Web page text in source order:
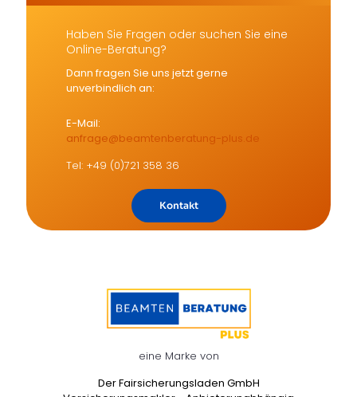
Haben Sie Fragen oder suchen Sie eine
Online-Beratung?
Dann fragen Sie uns jetzt gerne
unverbindlich an:
E-Mail:
anfrage@beamtenberatung-plus.de
Tel: +49 (0)721 358 36
Kontakt
eine Marke von
Der Fairsicherungsladen GmbH